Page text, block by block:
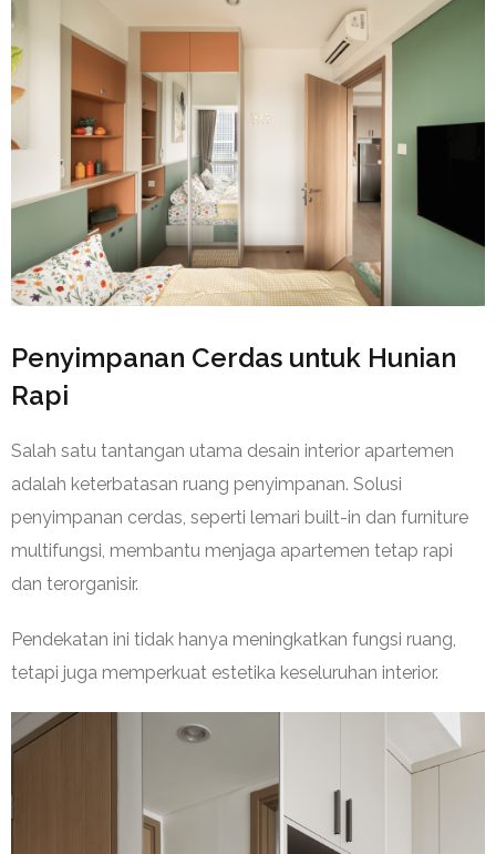
Penyimpanan Cerdas untuk Hunian
Rapi
Salah satu tantangan utama desain interior apartemen
adalah keterbatasan ruang penyimpanan. Solusi
penyimpanan cerdas, seperti lemari built-in dan furniture
multifungsi, membantu menjaga apartemen tetap rapi
dan terorganisir.
Pendekatan ini tidak hanya meningkatkan fungsi ruang,
tetapi juga memperkuat estetika keseluruhan interior.